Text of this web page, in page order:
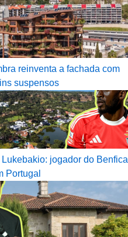
reinventa a fachada com
suspensos
jogador do Benfica
Portugal